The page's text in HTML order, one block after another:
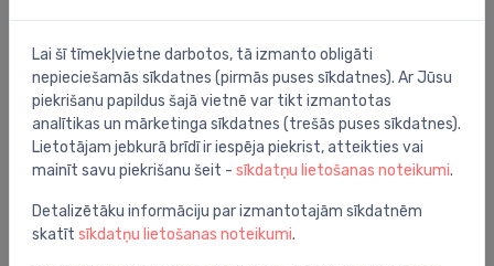
Preces apraksts
AVT termostata elements VG2, VGS2 , VGU 2 vārstiem
3/4" 20-70`C
Lai šī tīmekļvietne darbotos, tā izmanto obligāti
nepieciešamās sīkdatnes (pirmās puses sīkdatnes). Ar Jūsu
piekrišanu papildus šajā vietnē var tikt izmantotas
analītikas un mārketinga sīkdatnes (trešās puses sīkdatnes).
Lietotājam jebkurā brīdī ir iespēja piekrist, atteikties vai
mainīt savu piekrišanu šeit - sīkdatņu lietošanas noteikumi.
Detalizētāku informāciju par izmantotajām sīkdatnēm
skatīt sīkdatņu lietošanas noteikumi.